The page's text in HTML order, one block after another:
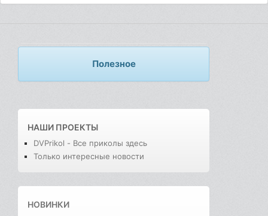
Полезное
НАШИ ПРОЕКТЫ
DVPrikol - Все приколы здесь
Только интересные новости
НОВИНКИ